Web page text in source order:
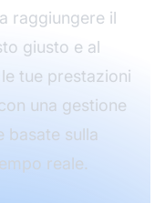
raggiungere il
giusto e al
tue prestazioni
una gestione
basate sulla
reale.